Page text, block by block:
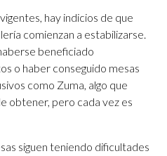
hay indicios de que
comienzan a estabilizarse.
beneficiado
o haber conseguido mesas
como Zuma, algo que
obtener, pero cada vez es
siguen teniendo dificultades